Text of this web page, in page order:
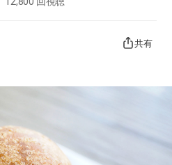
共有